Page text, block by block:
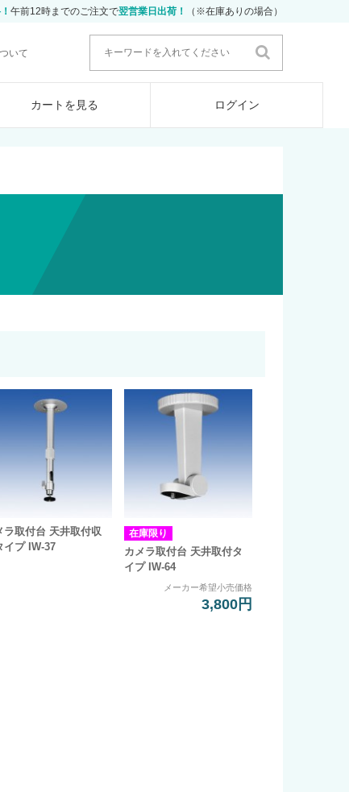
午前12時までのご注文で翌営業日出荷！ （※在庫ありの場合）
いて
カートを見る ログイン
ラ取付台 天井取付収
イプ IW-37
在庫限り
カメラ取付台 天井取付タ
イプ IW-64
メーカー希望小売価格
3,800円